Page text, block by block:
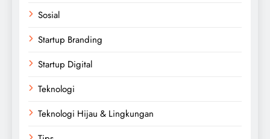
Sosial
Startup Branding
Startup Digital
Teknologi
Teknologi Hijau & Lingkungan